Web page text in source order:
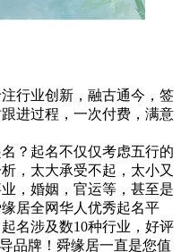
行业创新，融古通今，签
进过程，一次付费，满意
？起名不仅仅考虑五行的
，太大承受不起，太小又
，婚姻，官运等，甚至是
居全网华人优秀起名平
名涉及数10种行业，好评
品牌！舜缘居一直是您值